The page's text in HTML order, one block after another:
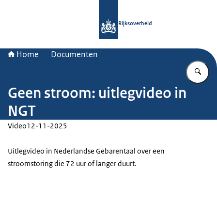
Rijksoverheid
Home Documenten
Geen stroom: uitlegvideo in
NGT
Video12-11-2025
Uitlegvideo in Nederlandse Gebarentaal over een
stroomstoring die 72 uur of langer duurt.